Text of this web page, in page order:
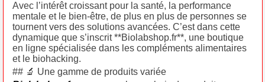
Avec l’intérêt croissant pour la santé, la performance
mentale et le bien-être, de plus en plus de personnes se
tournent vers des solutions avancées. C’est dans cette
dynamique que s’inscrit **Biolabshop.fr**, une boutique
en ligne spécialisée dans les compléments alimentaires
et le biohacking.
## 🔬 Une gamme de produits variée